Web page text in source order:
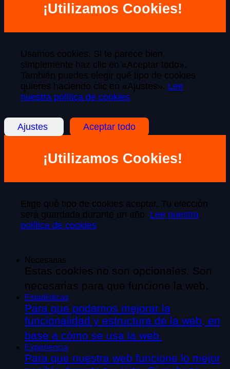
¡Utilizamos Cookies!
Usamos cookies. Si te parece bien,
simplemente haz clic en «Aceptar todo».
También puedes elegir qué tipo de cookies
quieres haciendo clic en «Ajustes». Lee
nuestra política de cookies
Ajustes Aceptar todo
¡Utilizamos Cookies!
Elige qué tipo de cookies aceptar. Tu elección
será guardada durante un año. Lee nuestra
política de cookies
Necesarias
Estas cookies no son opcionales. Son
necesarias para que funcione la web.
Estadísticas
Para que podamos mejorar la
funcionalidad y estructura de la web, en
base a cómo se usa la web.
Experiencia
Para que nuestra web funcione lo mejor